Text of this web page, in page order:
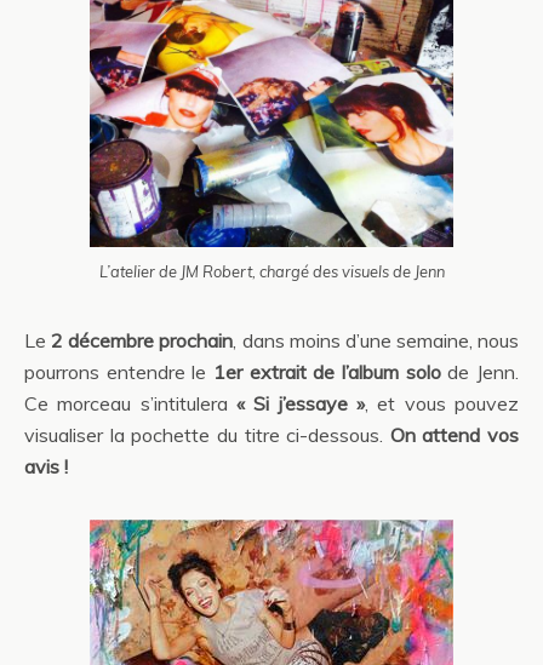
L’atelier de JM Robert, chargé des visuels de Jenn
Le 2 décembre prochain, dans moins d’une semaine, nous
pourrons entendre le 1er extrait de l’album solode Jenn.
Ce morceau s’intitulera « Si j’essaye », et vous pouvez
visualiser la pochette du titre ci-dessous. On attend vos
avis !